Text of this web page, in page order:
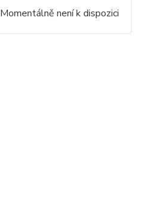
Momentálně není k dispozici